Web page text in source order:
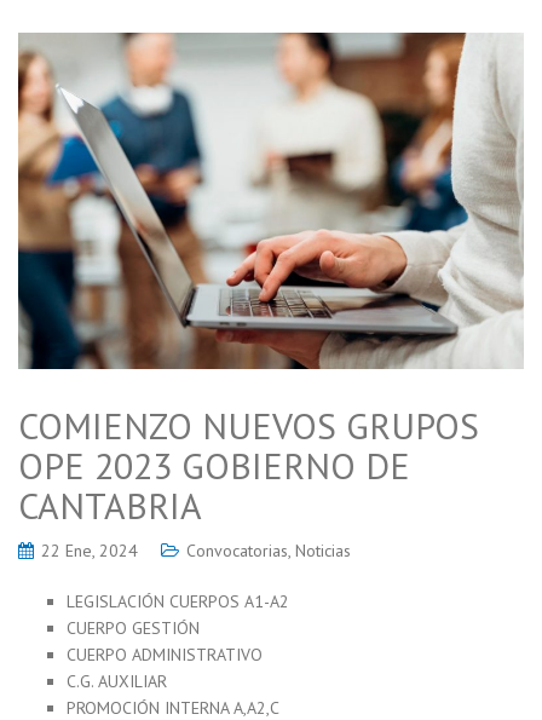
COMIENZO NUEVOS GRUPOS
OPE 2023 GOBIERNO DE
CANTABRIA
22 Ene, 2024 Convocatorias Noticias
LEGISLACIÓN CUERPOS A1-A2
CUERPO GESTIÓN
CUERPO ADMINISTRATIVO
C.G. AUXILIAR
PROMOCIÓN INTERNA A,A2,C